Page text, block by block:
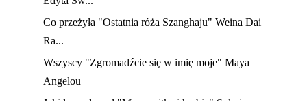
Co przeżyła "Ostatnia róża Szanghaju" Weina Dai
Ra...
Wszyscy "Zgromadźcie się w imię moje" Maya
Angelou